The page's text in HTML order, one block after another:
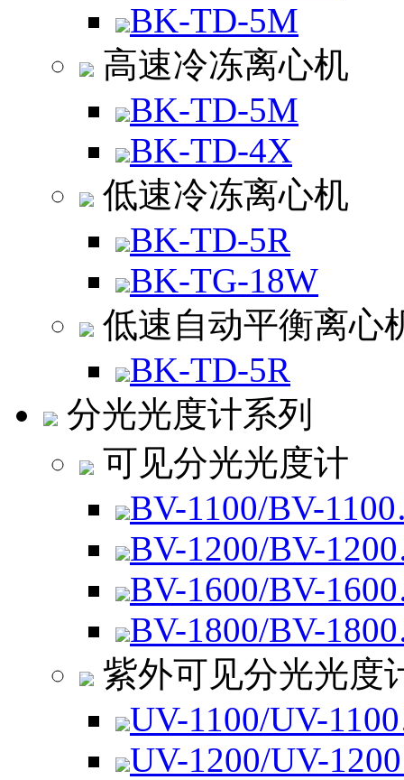
BK-TD-5M
高速冷冻离心机
BK-TD-5M
BK-TD-4X
低速冷冻离心机
BK-TD-5R
BK-TG-18W
低速自动平衡离心
BK-TD-5R
分光光度计系列
可见分光光度计
BV-1100/BV-
BV-1200/BV-
BV-1600/BV-
BV-1800/BV-
紫外可见分光光度
UV-1100/UV-
UV-1200/UV-